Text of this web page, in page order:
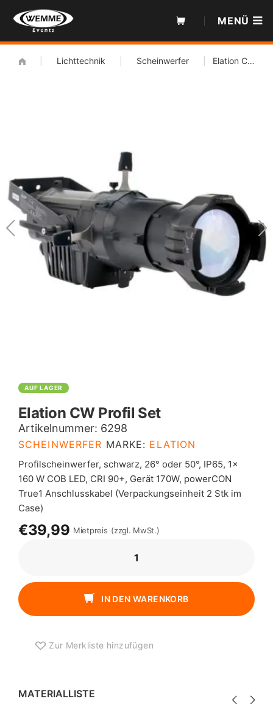
Inhalt
MENÜ
Lichttechnik Scheinwerfer Elation CW Profil Set
AUF LAGER
Elation CW Profil Set
Artikelnummer: 6298
SCHEINWERFER MARKE: ELATION
Profilscheinwerfer, schwarz, 26° oder 50°, IP65, 1x
160 W COB LED, CRI 90+, Gerät 170W, powerCON
True1 Anschlusskabel (Verpackungseinheit 2 Stk im
Case)
€39,99 Mietpreis (zzgl. MwSt.)
SET
MENGE
IN DEN WARENKORB
Zur Merkliste hinzufügen
MATERIALLISTE